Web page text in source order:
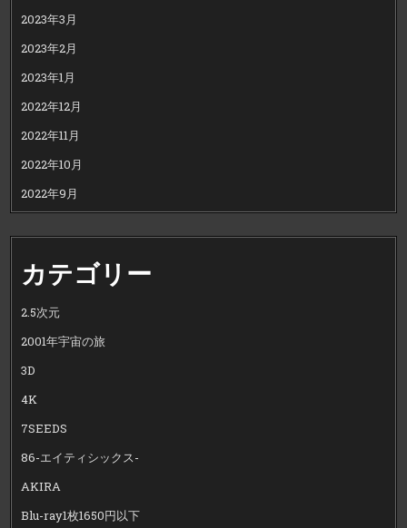
2023年3月
2023年2月
2023年1月
2022年12月
2022年11月
2022年10月
2022年9月
カテゴリー
2.5次元
2001年宇宙の旅
3D
4K
7SEEDS
86-エイティシックス-
AKIRA
Blu-ray1枚1650円以下